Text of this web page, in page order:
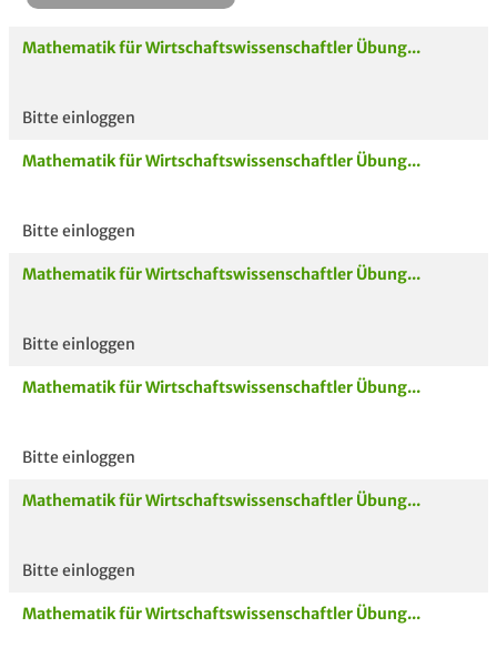
Aktuelle
Mathematik für Wirtschaftswissenschaftler Übung...
Bitte einloggen
Mathematik für Wirtschaftswissenschaftler Übung...
Bitte einloggen
Mathematik für Wirtschaftswissenschaftler Übung...
Bitte einloggen
Mathematik für Wirtschaftswissenschaftler Übung...
Bitte einloggen
Mathematik für Wirtschaftswissenschaftler Übung...
Bitte einloggen
Mathematik für Wirtschaftswissenschaftler Übung...